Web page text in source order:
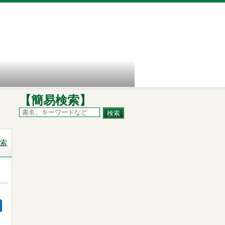
【簡易検索】